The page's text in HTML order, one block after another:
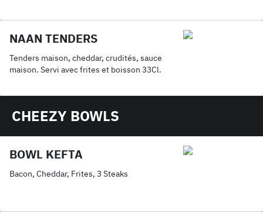
NAAN TENDERS
Tenders maison, cheddar, crudités, sauce
maison. Servi avec frites et boisson 33Cl.
CHEEZY BOWLS
BOWL KEFTA
Bacon, Cheddar, Frites, 3 Steaks